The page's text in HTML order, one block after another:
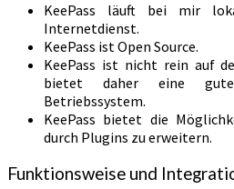
KeePass läuft bei mir
Internetdienst.
KeePass ist Open Source.
KeePass ist nicht rein auf
bietet daher eine
Betriebssystem.
KeePass bietet die
durch Plugins zu erweitern.
Funktionsweise und